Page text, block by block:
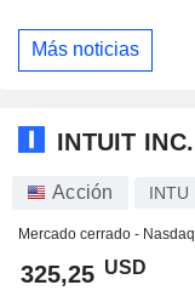
Más noticias
INTUIT INC.
Acción INTU
Mercado cerrado - Nasdaq
325,25 USD